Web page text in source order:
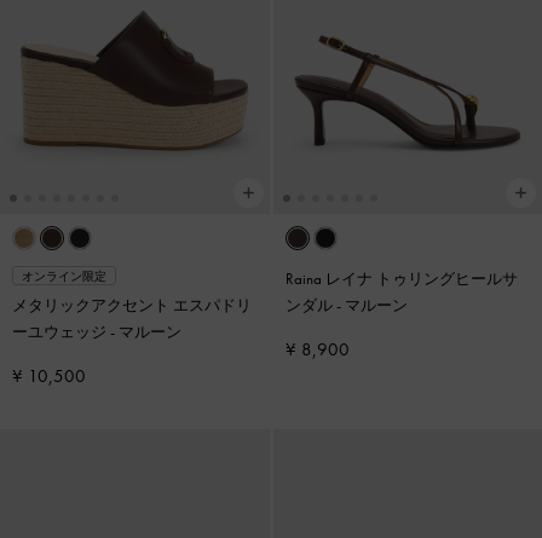
オンライン限定
メタリックアクセント エスパドリ
ーユウェッジ - マルーン
¥ 10,500
Raina レイナ トゥリングヒールサ
ンダル- マルーン
¥ 8,900